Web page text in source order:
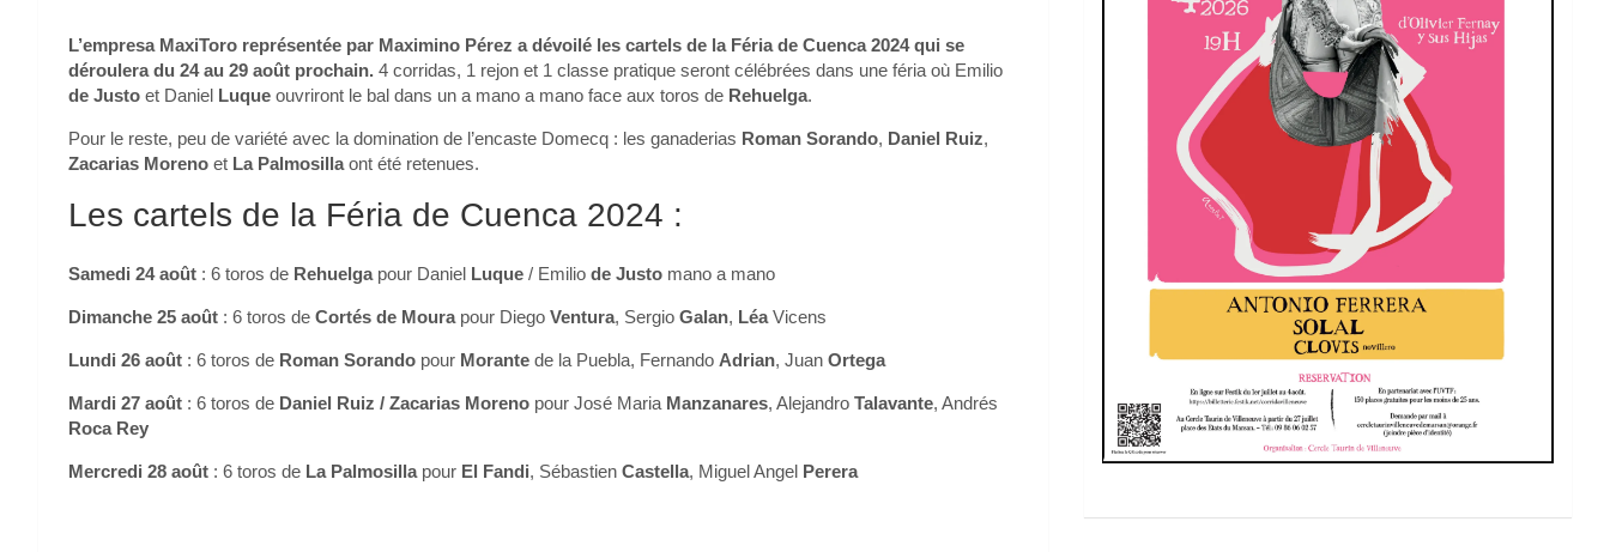
L’empresa MaxiToro représentée par Maximino Pérez a dévoilé les cartels de la Féria de Cuenca 2024 qui se
déroulera du 24 au 29 août prochain. 4 corridas, 1 rejon et 1 classe pratique seront célébrées dans une féria où Emilio
de Justo et Daniel Luque ouvriront le bal dans un a mano a mano face aux toros de Rehuelga.
Pour le reste, peu de variété avec la domination de l’encaste Domecq : les ganaderias Roman Sorando, Daniel Ruiz,
Zacarias Moreno et La Palmosillaont été retenues.
Les cartels de la Féria de Cuenca 2024 :
Samedi 24 août : 6 toros de Rehuelgapour Daniel Luque / Emilio de Justo mano a mano
Dimanche 25 août : 6 toros de Cortés de Mourapour Diego Ventura, Sergio Galan, LéaVicens
Lundi 26 août : 6 toros de Roman Sorando pour Morante de la Puebla, Fernando Adrian, Juan Ortega
Mardi 27 août : 6 toros de Daniel Ruiz / Zacarias Moreno pour José Maria Manzanares, Alejandro Talavante, Andrés
Roca Rey
Mercredi 28 août : 6 toros de La Palmosillapour El Fandi, Sébastien Castella, Miguel Angel Perera